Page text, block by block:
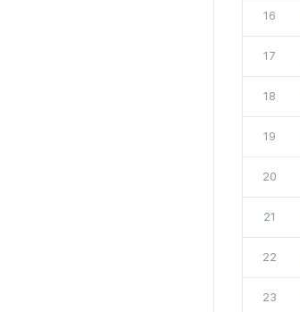
16
17
18
19
20
21
22
23